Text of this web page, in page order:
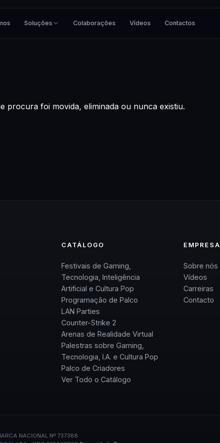
Soluções Colaborações Vídeos Contactos
procura foi movida, eliminada ou nunca existiu.
CATÁLOGO
Festivais de Gaming,
Tecnologia, Inteligência
Artificial e Cultura Pop
Programação de Palco
LAN Parties
Counter-Strike 2
Arenas de Realidade Virtual
Palestras sobre Gaming,
Tecnologia, I.A. e Cultura Pop
Palco de Criadores
Ver Todo o Catálogo
EMPRESA
Sobre nós
Vídeos
Carreiras
Contacto
NACIONAL Nº 737388·